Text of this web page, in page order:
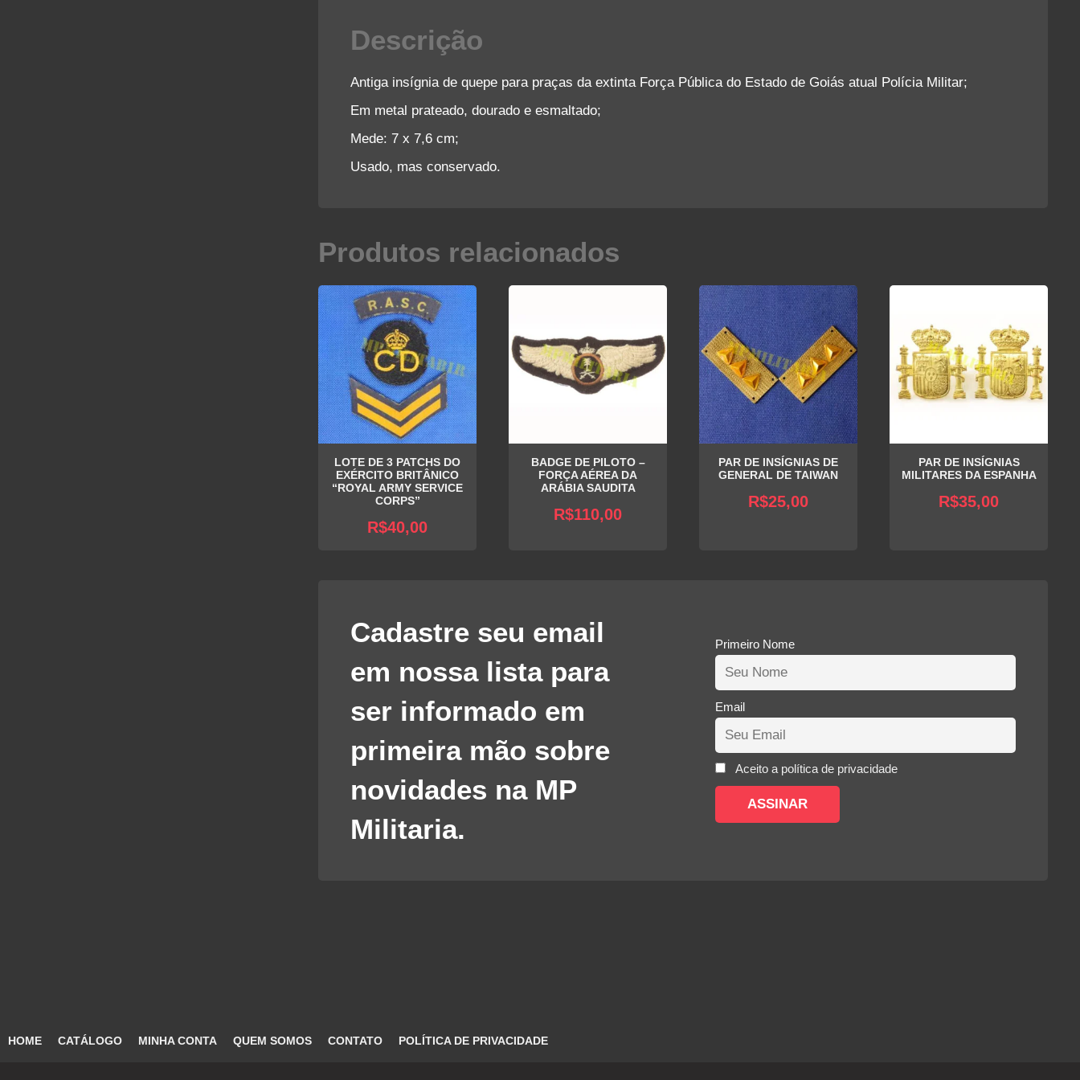
Descrição
Antiga insígnia de quepe para praças da extinta Força Pública do Estado de Goiás atual Polícia Militar;
Em metal prateado, dourado e esmaltado;
Mede: 7 x 7,6 cm;
Usado, mas conservado.
Produtos relacionados
LOTE DE 3 PATCHS DO
EXÉRCITO BRITÂNICO
“ROYAL ARMY SERVICE
CORPS”
R$40,00
BADGE DE PILOTO –
FORÇA AÉREA DA
ARÁBIA SAUDITA
R$110,00
PAR DE INSÍGNIAS DE
GENERAL DE TAIWAN
R$25,00
PAR DE INSÍGNIAS
MILITARES DA ESPANHA
R$35,00
Cadastre seu email
em nossa lista para
ser informado em
primeira mão sobre
novidades na MP
Militaria.
Primeiro Nome
Email
Aceito a política de privacidade
HOME CATÁLOGO MINHA CONTA QUEM SOMOS CONTATO POLÍTICA DE PRIVACIDADE